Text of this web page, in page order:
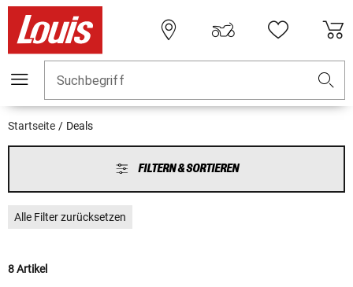
Suchbegriff
Startseite Deals
FILTERN & SORTIEREN
Alle Filter zurücksetzen
8 Artikel